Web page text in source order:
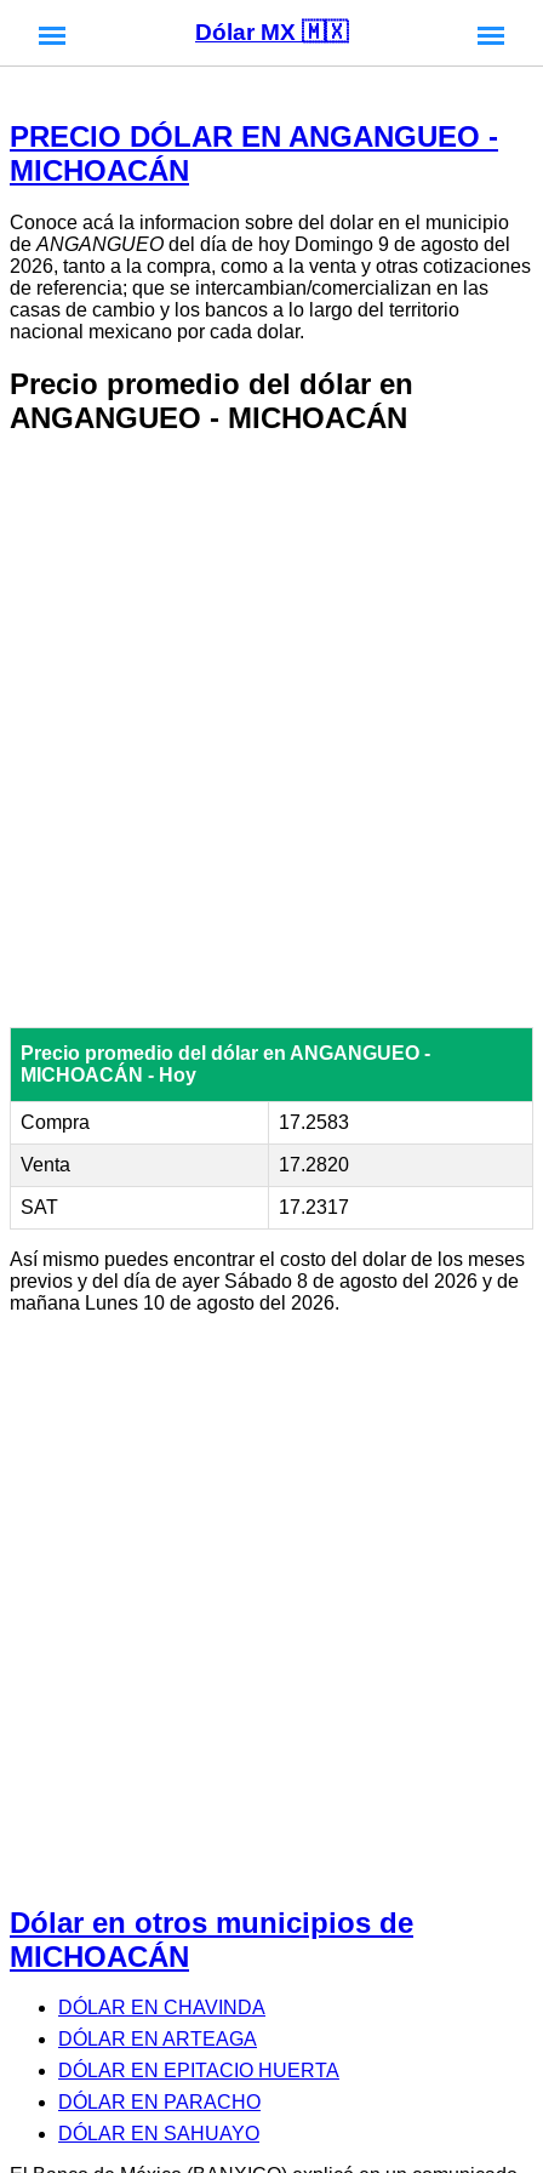
Dólar MX 🇲🇽
PRECIO DÓLAR EN ANGANGUEO -
MICHOACÁN
Conoce acá la informacion sobre del dolar en el municipio
de ANGANGUEO del día de hoy Domingo 9 de agosto del
2026, tanto a la compra, como a la venta y otras cotizaciones
de referencia; que se intercambian/comercializan en las
casas de cambio y los bancos a lo largo del territorio
nacional mexicano por cada dolar.
Precio promedio del dólar en
ANGANGUEO - MICHOACÁN
Precio promedio del dólar en ANGANGUEO -
MICHOACÁN - Hoy
Compra 17.2583
Venta 17.2820
SAT 17.2317
Así mismo puedes encontrar el costo del dolar de los meses
previos y del día de ayer Sábado 8 de agosto del 2026 y de
mañana Lunes 10 de agosto del 2026.
Dólar en otros municipios de
MICHOACÁN
DÓLAR EN CHAVINDA
DÓLAR EN ARTEAGA
DÓLAR EN EPITACIO HUERTA
DÓLAR EN PARACHO
DÓLAR EN SAHUAYO